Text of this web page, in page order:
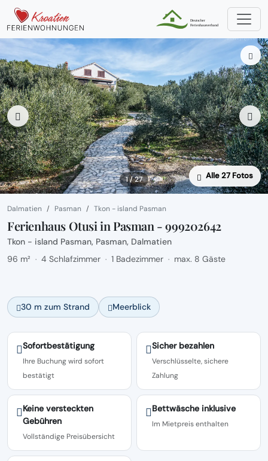
1 / 27 Alle 27 Fotos
Dalmatien Pasman Tkon - island Pasman
Ferienhaus Otusi in Pasman - 999202642
Tkon - island Pasman, Pasman, Dalmatien
96 m² · 4 Schlafzimmer · 1 Badezimmer · max. 8 Gäste
30 m zum Strand Meerblick
Sofortbestätigung
Ihre Buchung wird sofort
bestätigt
Sicher bezahlen
Verschlüsselte, sichere
Zahlung
Keine versteckten
Gebühren
Vollständige Preisübersicht
Bettwäsche inklusive
Im Mietpreis enthalten